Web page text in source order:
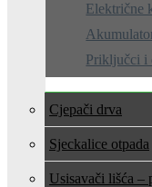
Električne
Priključci i
Cjepači drva
Sjeckalice otpada
Usisavači lišća –